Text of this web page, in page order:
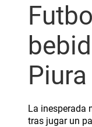
Piura
La inesperada
tras jugar un